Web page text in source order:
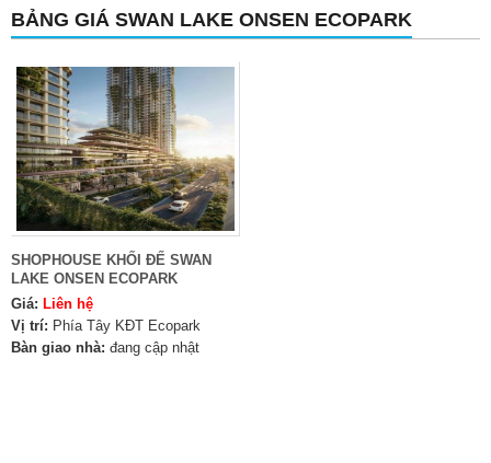
BẢNG GIÁ SWAN LAKE ONSEN ECOPARK
SHOPHOUSE KHỐI ĐẾ SWAN
LAKE ONSEN ECOPARK
Giá: Liên hệ
Vị trí: Phía Tây KĐT Ecopark
Bàn giao nhà: đang cập nhật